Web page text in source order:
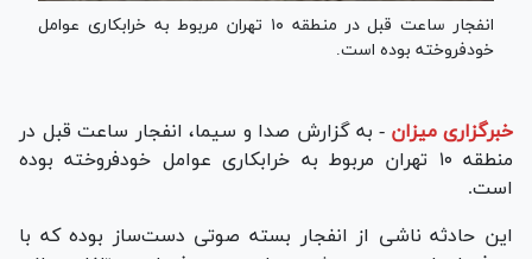
انفجار ساعت قبل در منطقه ۱۰ تهران مربوط به خرابکاری عوامل
خود‌فروخته بوده است.
خبرگزاری میزان - به گزارش صدا و سیما، انفجار ساعت قبل در
منطقه ۱۰ تهران مربوط به خرابکاری عوامل خود‌فروخته بوده
است.
این حادثه ناشی از انفجار بسته صوتی دست‌ساز بوده که با